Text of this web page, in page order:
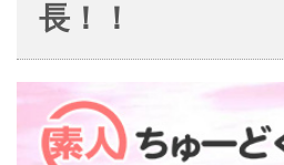
長！！